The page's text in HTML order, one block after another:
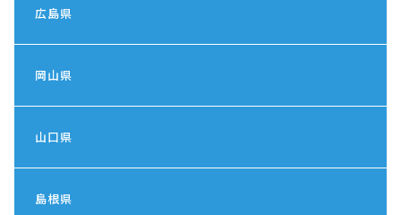
広島県
岡山県
山口県
島根県